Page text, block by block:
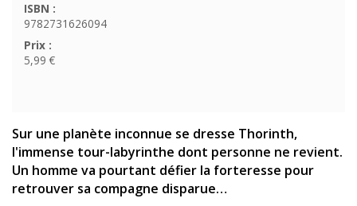
ISBN :
9782731626094
Prix :
5,99 €
Sur une planète inconnue se dresse Thorinth,
l'immense tour-labyrinthe dont personne ne revient.
Un homme va pourtant défier la forteresse pour
retrouver sa compagne disparue…